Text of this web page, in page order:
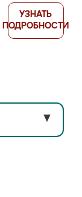
УЗНАТЬ
ПОДРОБНОСТИ
▼